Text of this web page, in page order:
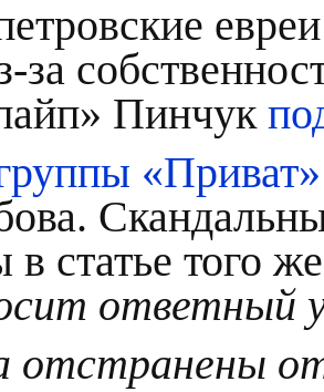
за
Пинчук
в статье того
ответный
отстранены